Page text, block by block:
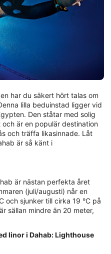
har du säkert hört talas om
lilla beduinstad ligger vid
Den ståtar med solig
är en populär destination
och träffa likasinnade. Låt
är så känt i
är nästan perfekta året
(juli/augusti) når en
och sjunker till cirka 19 °C på
sällan mindre än 20 meter,
linor i Dahab: Lighthouse